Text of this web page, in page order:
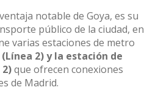
notable de Goya, es su
público de la ciudad, en
varias estaciones de metro
2) y la estación de
que ofrecen conexiones
de Madrid.